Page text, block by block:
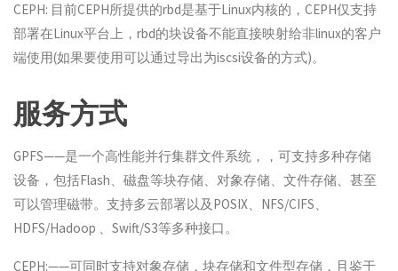
CEPH: 目前CEPH所提供的rbd是基于Linux内核的，CEPH仅支持
部署在Linux平台上，rbd的块设备不能直接映射给非linux的客户
端使用(如果要使用可以通过导出为iscsi设备的方式)。
服务方式
GPFS——是一个高性能并行集群文件系统，，可支持多种存储
设备，包括Flash、磁盘等块存储、对象存储、文件存储、甚至
可以管理磁带。支持多云部署以及POSIX、NFS/CIFS、
HDFS/Hadoop 、Swift/S3等多种接口。
CEPH:——可同时支持对象存储，块存储和文件型存储，且鉴于